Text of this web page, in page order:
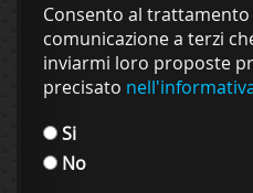
Consento al
comunicazione a terzi
inviarmi loro proposte
precisato
Si
No